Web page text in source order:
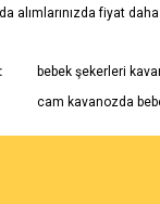
alımlarınızda fiyat daha
fiyat bilgisi, resim,
bebek şekerleri
cam kavanozda